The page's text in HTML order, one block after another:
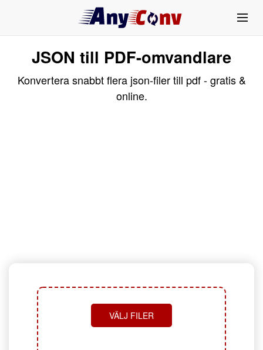
JSON till PDF-omvandlare
Konvertera snabbt flera json-filer till pdf - gratis &
online.
VÄLJ FILER